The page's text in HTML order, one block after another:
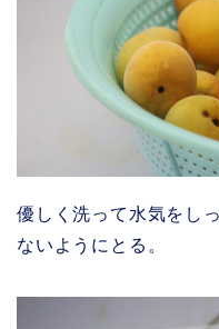
優しく洗って水気をし
ないようにとる。